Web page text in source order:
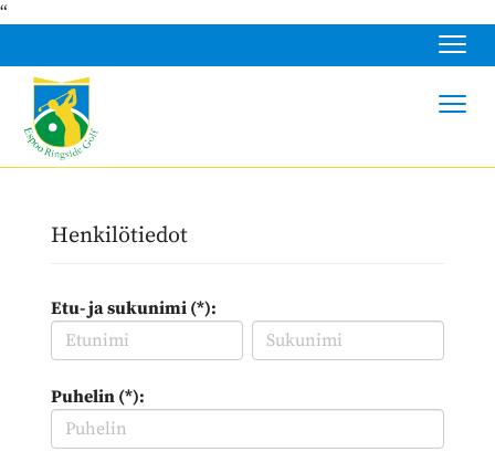
“
Henkilötiedot
Etu- ja sukunimi (*):
Puhelin (*):